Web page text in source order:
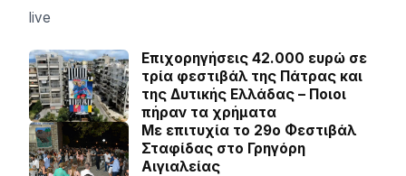
live
Επιχορηγήσεις 42.000 ευρώ σε
τρία φεστιβάλ της Πάτρας και
της Δυτικής Ελλάδας – Ποιοι
πήραν τα χρήματα
Με επιτυχία το 29ο Φεστιβάλ
Σταφίδας στο Γρηγόρη
Aιγιαλείας